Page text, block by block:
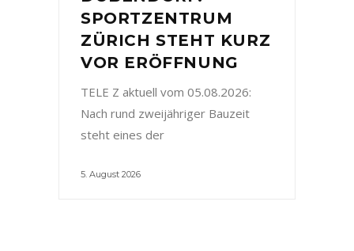
SPORTZENTRUM
ZÜRICH STEHT KURZ
VOR ERÖFFNUNG
TELE Z aktuell vom 05.08.2026:
Nach rund zweijähriger Bauzeit
steht eines der
5. August 2026